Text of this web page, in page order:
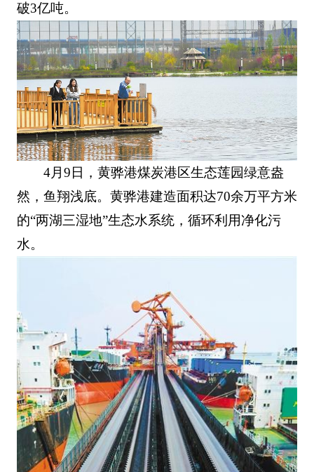
破3亿吨。
4月9日，黄骅港煤炭港区生态莲园绿意盎
然，鱼翔浅底。黄骅港建造面积达70余万平方米
的“两湖三湿地”生态水系统，循环利用净化污
水。